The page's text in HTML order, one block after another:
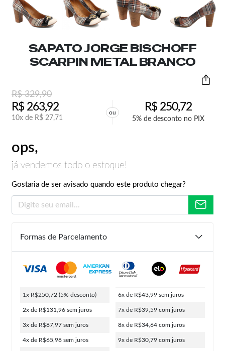
SAPATO JORGE BISCHOFF
SCARPIN METAL BRANCO
R$329,90
R$263,92
10x de R$ 27,71
ou R$250,72
5% de desconto no PIX
ops,
já vendemos todo o estoque!
Gostaria de ser avisado quando este produto chegar?
Formas de Parcelamento
1x R$250,72 (5% desconto)
2x de R$131,96 sem juros
3x de R$87,97 sem juros
4x de R$65,98 sem juros
6x de R$43,99 sem juros
7x de R$39,59 com juros
8x de R$34,64 com juros
9x de R$30,79 com juros